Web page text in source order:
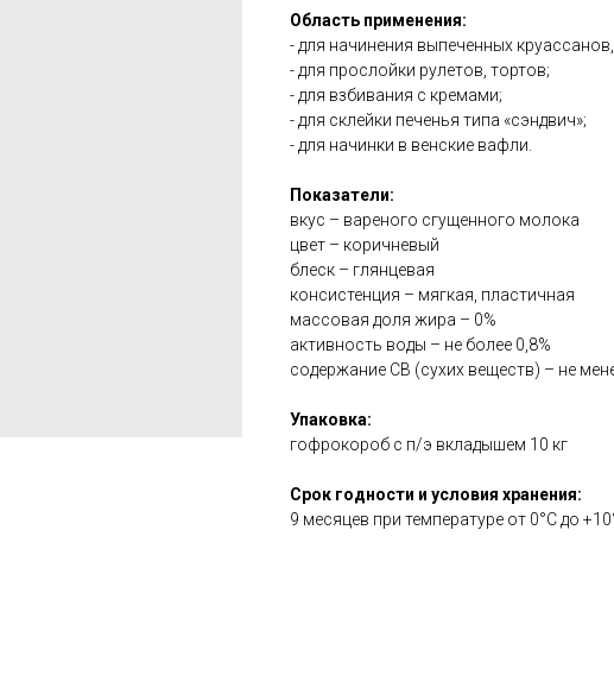
Область применения:
- для начинения выпеченных
- для прослойки рулетов, тортов;
- для взбивания с кремами;
- для склейки печенья типа «сэндвич»;
- для начинки в венские вафли.
Показатели:
вкус – вареного сгущенного молока
цвет – коричневый
блеск – глянцевая
консистенция – мягкая, пластичная
массовая доля жира – 0%
активность воды – не более 0,8%
содержание СВ (сухих веществ) – не
Упаковка:
гофрокороб с п/э вкладышем 10 кг
Срок годности и условия хранения:
9 месяцев при температуре от 0°С до